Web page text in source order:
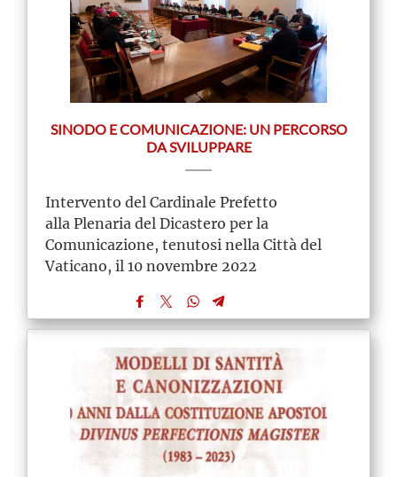
SINODO E COMUNICAZIONE: UN PERCORSO
DA SVILUPPARE
Intervento del Cardinale Prefetto
alla Plenaria del Dicastero per la
Comunicazione, tenutosi nella Città del
Vaticano, il 10 novembre 2022